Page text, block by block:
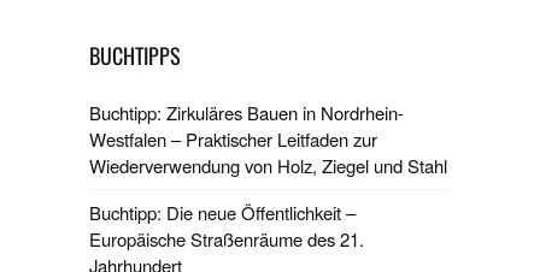
BUCHTIPPS
Buchtipp: Zirkuläres Bauen in Nordrhein-
Westfalen – Praktischer Leitfaden zur
Wiederverwendung von Holz, Ziegel und Stahl
Buchtipp: Die neue Öffentlichkeit –
Europäische Straßenräume des 21.
Jahrhundert